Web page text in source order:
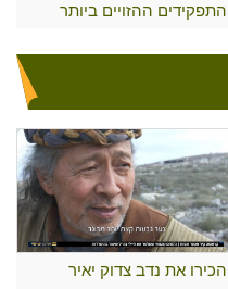
התפקידים ההזויים ביותר
הכירו את נדב צדוק יאיר